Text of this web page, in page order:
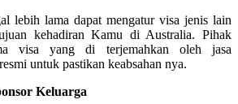
lebih lama dapat mengatur visa jenis lain
kehadiran Kamu di Australia. Pihak
visa yang di terjemahkan oleh jasa
untuk pastikan keabsahan nya.
Keluarga